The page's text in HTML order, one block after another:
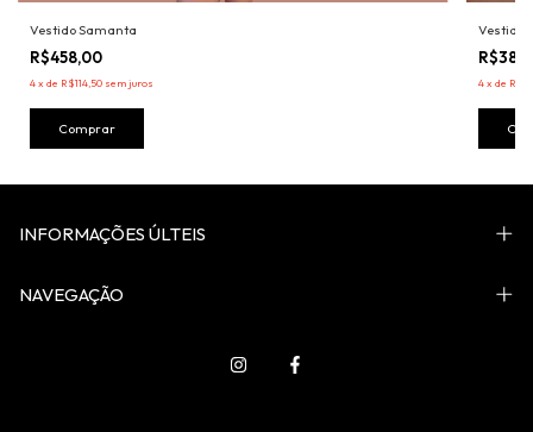
Vestido Samanta
R$458,00
4x de R$114,50 sem juros
Comprar
Vestido
4 x de
INFORMAÇÕES ÚLTEIS
NAVEGAÇÃO